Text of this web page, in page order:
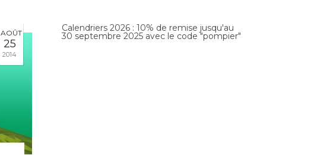
AOÛT
25
2014
Calendriers 2026 : 10% de remise jusqu'au
30 septembre 2025 avec le code "pompier"